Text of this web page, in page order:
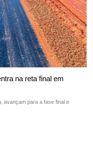
na reta final em
avançam para a fase final e